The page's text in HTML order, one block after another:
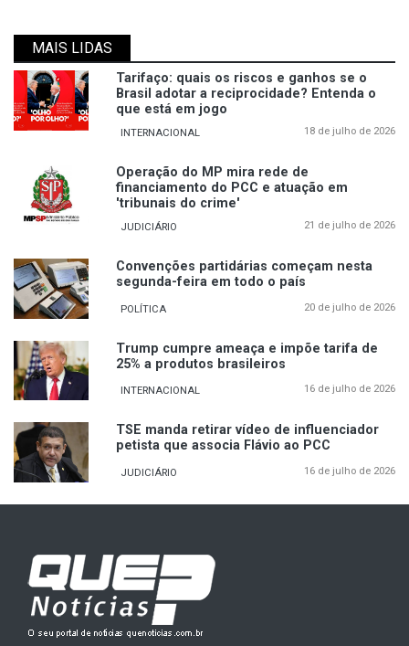
MAIS LIDAS
Tarifaço: quais os riscos e ganhos se o
Brasil adotar a reciprocidade? Entenda o
que está em jogo
INTERNACIONAL 18 de julho de 2026
Operação do MP mira rede de
financiamento do PCC e atuação em
'tribunais do crime'
JUDICIÁRIO 21 de julho de 2026
Convenções partidárias começam nesta
segunda-feira em todo o país
POLÍTICA 20 de julho de 2026
Trump cumpre ameaça e impõe tarifa de
25% a produtos brasileiros
INTERNACIONAL 16 de julho de 2026
TSE manda retirar vídeo de influenciador
petista que associa Flávio ao PCC
JUDICIÁRIO 16 de julho de 2026